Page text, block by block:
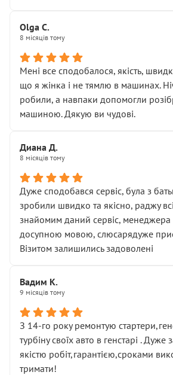
Стосовно комунікації - все добре
Olga С.
8 місяців тому
Мені все сподобалося, якість,
що я жінка і не тямлю в машинах.
робили, а навпаки допомогли
машиною. Дякую ви чудові.
Диана Д.
8 місяців тому
Дуже сподобався сервіс, була з
зробили швидко та якісно, раджу
знайомим даний сервіс, менеджера
досупною мовою, слюсарядуже
Візитом залишились задоволені
Вадим К.
9 місяців тому
З 14-го року ремонтую
турбіну своїх авто в генстарі .
якістю робіт,гарантією,сроками
тримати!